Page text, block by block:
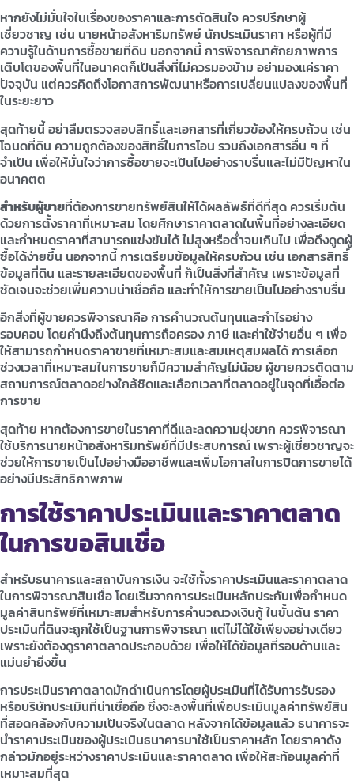
หากยังไม่มั่นใจในเรื่องของราคาและการตัดสินใจ ควรปรึกษาผู้
เชี่ยวชาญ เช่น นายหน้าอสังหาริมทรัพย์ นักประเมินราคา หรือผู้ที่มี
ความรู้ในด้านการซื้อขายที่ดิน นอกจากนี้ การพิจารณาศักยภาพการ
เติบโตของพื้นที่ในอนาคตก็เป็นสิ่งที่ไม่ควรมองข้าม อย่ามองแค่ราคา
ปัจจุบัน แต่ควรคิดถึงโอกาสการพัฒนาหรือการเปลี่ยนแปลงของพื้นที่
ในระยะยาว
สุดท้ายนี้ อย่าลืมตรวจสอบสิทธิ์และเอกสารที่เกี่ยวข้องให้ครบถ้วน เช่น
โฉนดที่ดิน ความถูกต้องของสิทธิ์ในการโอน รวมถึงเอกสารอื่น ๆ ที่
จำเป็น เพื่อให้มั่นใจว่าการซื้อขายจะเป็นไปอย่างราบรื่นและไม่มีปัญหาใน
อนาคตต
สำหรับผู้ขายที่ต้องการขายทรัพย์สินให้ได้ผลลัพธ์ที่ดีที่สุด ควรเริ่มต้น
ด้วยการตั้งราคาที่เหมาะสม โดยศึกษาราคาตลาดในพื้นที่อย่างละเอียด
และกำหนดราคาที่สามารถแข่งขันได้ ไม่สูงหรือต่ำจนเกินไป เพื่อดึงดูดผู้
ซื้อได้ง่ายขึ้น นอกจากนี้ การเตรียมข้อมูลให้ครบถ้วน เช่น เอกสารสิทธิ์
ข้อมูลที่ดิน และรายละเอียดของพื้นที่ ก็เป็นสิ่งที่สำคัญ เพราะข้อมูลที่
ชัดเจนจะช่วยเพิ่มความน่าเชื่อถือ และทำให้การขายเป็นไปอย่างราบรื่น
อีกสิ่งที่ผู้ขายควรพิจารณาคือ การคำนวณต้นทุนและกำไรอย่าง
รอบคอบ โดยคำนึงถึงต้นทุนการถือครอง ภาษี และค่าใช้จ่ายอื่น ๆ เพื่อ
ให้สามารถกำหนดราคาขายที่เหมาะสมและสมเหตุสมผลได้ การเลือก
ช่วงเวลาที่เหมาะสมในการขายก็มีความสำคัญไม่น้อย ผู้ขายควรติดตาม
สถานการณ์ตลาดอย่างใกล้ชิดและเลือกเวลาที่ตลาดอยู่ในจุดที่เอื้อต่อ
การขาย
สุดท้าย หากต้องการขายในราคาที่ดีและลดความยุ่งยาก ควรพิจารณา
ใช้บริการนายหน้าอสังหาริมทรัพย์ที่มีประสบการณ์ เพราะผู้เชี่ยวชาญจะ
ช่วยให้การขายเป็นไปอย่างมืออาชีพและเพิ่มโอกาสในการปิดการขายได้
อย่างมีประสิทธิภาพภาพ
การใช้ราคาประเมินและราคาตลาด
ในการขอสินเชื่อ
สำหรับธนาคารและสถาบันการเงิน จะใช้ทั้งราคาประเมินและราคาตลาด
ในการพิจารณาสินเชื่อ โดยเริ่มจากการประเมินหลักประกันเพื่อกำหนด
มูลค่าสินทรัพย์ที่เหมาะสมสำหรับการคำนวณวงเงินกู้ ในขั้นต้น ราคา
ประเมินที่ดินจะถูกใช้เป็นฐานการพิจารณา แต่ไม่ได้ใช้เพียงอย่างเดียว
เพราะยังต้องดูราคาตลาดประกอบด้วย เพื่อให้ได้ข้อมูลที่รอบด้านและ
แม่นยำยิ่งขึ้น
การประเมินราคาตลาดมักดำเนินการโดยผู้ประเมินที่ได้รับการรับรอง
หรือบริษัทประเมินที่น่าเชื่อถือ ซึ่งจะลงพื้นที่เพื่อประเมินมูลค่าทรัพย์สิน
ที่สอดคล้องกับความเป็นจริงในตลาด หลังจากได้ข้อมูลแล้ว ธนาคารจะ
นำราคาประเมินของผู้ประเมินธนาคารมาใช้เป็นราคาหลัก โดยราคาดัง
กล่าวมักอยู่ระหว่างราคาประเมินและราคาตลาด เพื่อให้สะท้อนมูลค่าที่
เหมาะสมที่สุด